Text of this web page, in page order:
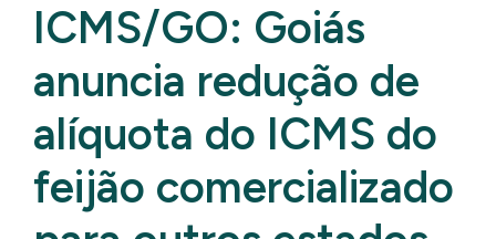
ICMS/GO: Goiás
anuncia redução de
alíquota do ICMS do
feijão comercializado